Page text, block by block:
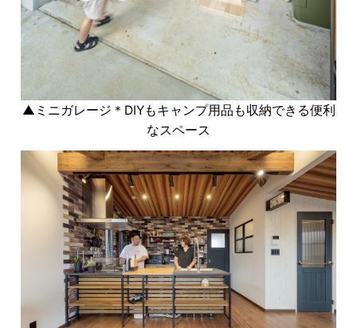
▲ミニガレージ＊DIYもキャンプ用品も収納できる便利
なスペース